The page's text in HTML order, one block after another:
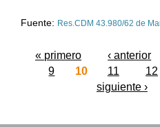
Fuente: Res.CDM 43.980/62 de
Páginas
« primero ‹ anterior
9
10 11 12
siguiente ›